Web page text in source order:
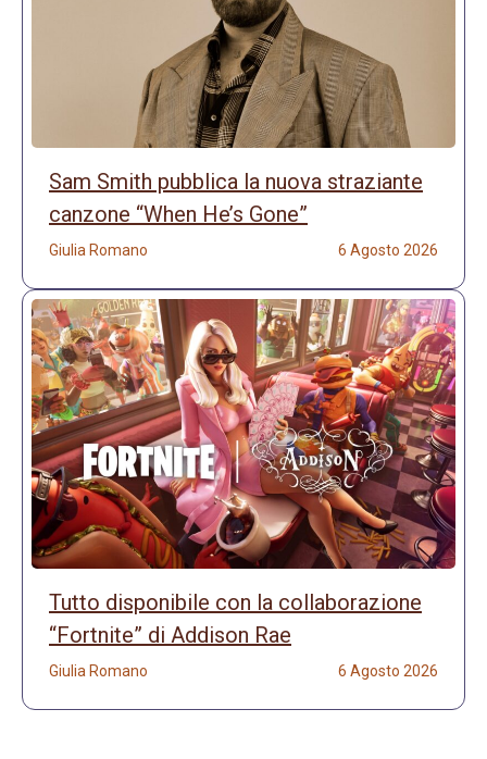
Sam Smith pubblica la nuova straziante
canzone “When He’s Gone”
Giulia Romano 6 Agosto 2026
Tutto disponibile con la collaborazione
“Fortnite” di Addison Rae
Giulia Romano 6 Agosto 2026